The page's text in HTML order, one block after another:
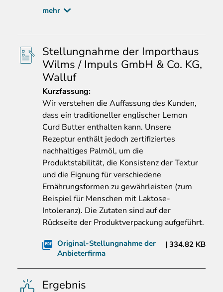
mehr
Stellungnahme der Importhaus
Wilms / Impuls GmbH & Co. KG,
Walluf
Kurzfassung:
Wir verstehen die Auffassung des Kunden,
dass ein traditioneller englischer Lemon
Curd Butter enthalten kann. Unsere
Rezeptur enthält jedoch zertifiziertes
nachhaltiges Palmöl, um die
Produktstabilität, die Konsistenz der Textur
und die Eignung für verschiedene
Ernährungsformen zu gewährleisten (zum
Beispiel für Menschen mit Laktose-
Intoleranz). Die Zutaten sind auf der
Rückseite der Produktverpackung aufgeführt.
Original-Stellungnahme der
Anbieterfirma
334.82 KB
Ergebnis